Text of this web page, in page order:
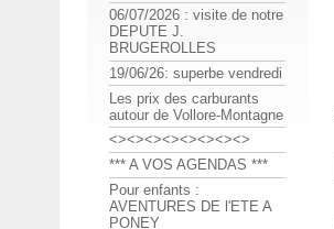
06/07/2026 : visite de notre
DEPUTE J.
BRUGEROLLES
19/06/26: superbe vendredi
Les prix des carburants
autour de Vollore-Montagne
<><><><><><><><>
*** A VOS AGENDAS ***
Pour enfants :
AVENTURES DE l'ETE A
PONEY